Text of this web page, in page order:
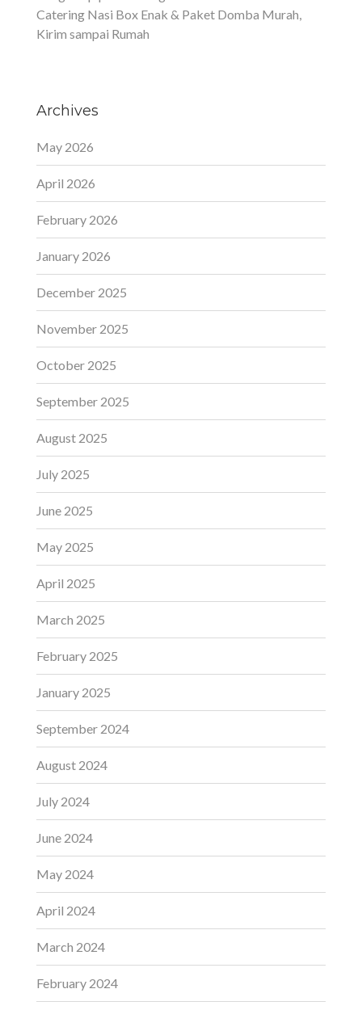
Catering Nasi Box Enak & Paket Domba Murah,
Kirim sampai Rumah
Archives
May 2026
April 2026
February 2026
January 2026
December 2025
November 2025
October 2025
September 2025
August 2025
July 2025
June 2025
May 2025
April 2025
March 2025
February 2025
January 2025
September 2024
August 2024
July 2024
June 2024
May 2024
April 2024
March 2024
February 2024